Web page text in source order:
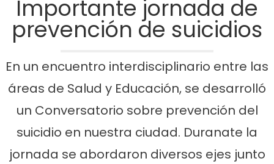
Importante jornada de
prevención de suicidios
En un encuentro interdisciplinario entre las
áreas de Salud y Educación, se desarrolló
un Conversatorio sobre prevención del
suicidio en nuestra ciudad. Duranate la
jornada se abordaron diversos ejes junto